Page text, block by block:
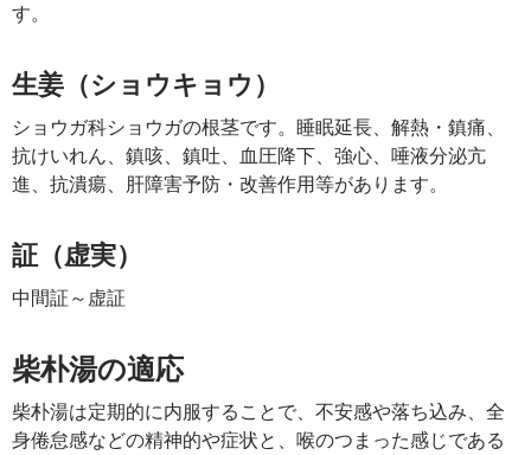
す。
生姜（ショウキョウ）
ショウガ科ショウガの根茎です。睡眠延長、解熱・鎮痛、
抗けいれん、鎮咳、鎮吐、血圧降下、強心、唾液分泌亢
進、抗潰瘍、肝障害予防・改善作用等があります。
証（虚実）
中間証～虚証
柴朴湯の適応
柴朴湯は定期的に内服することで、不安感や落ち込み、全
身倦怠感などの精神的や症状と、喉のつまった感じである